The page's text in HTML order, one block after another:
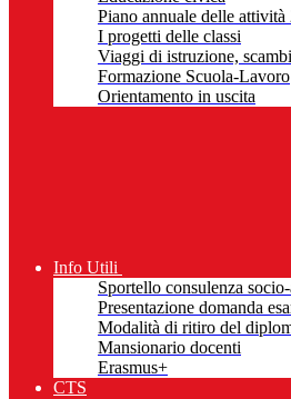
Piano annuale delle attività
I progetti delle classi
Viaggi di istruzione,
Formazione Scuola-Lavoro
Orientamento in uscita
Info Utili
Sportello consulenza
Presentazione domanda
Modalità di ritiro del
Mansionario docenti
Erasmus+
CTS